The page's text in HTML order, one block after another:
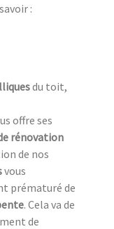
:
du toit,
offre ses
rénovation
de nos
vous
prématuré de
. Cela va de
de